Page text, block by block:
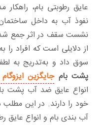
عایق رطوبتی بام، راهکار
نفوذ آب به داخل
نشست سقف در اثر جمع
از دلایلی است که افراد
سوق داد و به‌تدریج به
پشت بام جایگزین
انواع عایق ضد آب پشت
خود را دارند. در این مطلب
آب بندی بام و انواع عایق